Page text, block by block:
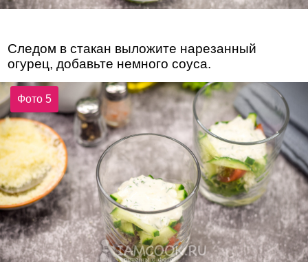
Следом в стакан выложите нарезанный
огурец, добавьте немного соуса.
Фото 5